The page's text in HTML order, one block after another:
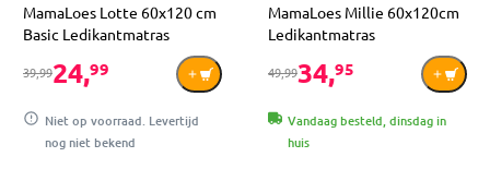
MamaLoes Lotte 60x120 cm
Basic Ledikantmatras
39,9924,99
Niet op voorraad. Levertijd
nog niet bekend
MamaLoes Millie 60x120cm
Ledikantmatras
49,9934,95
Vandaag besteld, dinsdag in
huis